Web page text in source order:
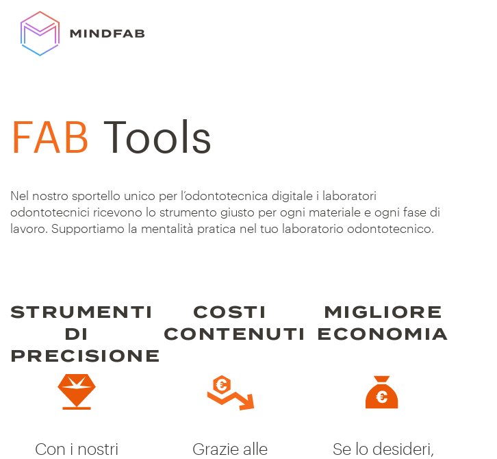
content
FAB Tools
Nel nostro sportello unico per l’odontotecnica digitale i laboratori
odontotecnici ricevono lo strumento giusto per ogni materiale e ogni fase di
lavoro. Supportiamo la mentalità pratica nel tuo laboratorio odontotecnico.
STRUMENTI
DI
PRECISIONE
Con i nostri
COSTI
CONTENUTI
Grazie alle
MIGLIORE
ECONOMIA
Se lo desideri,